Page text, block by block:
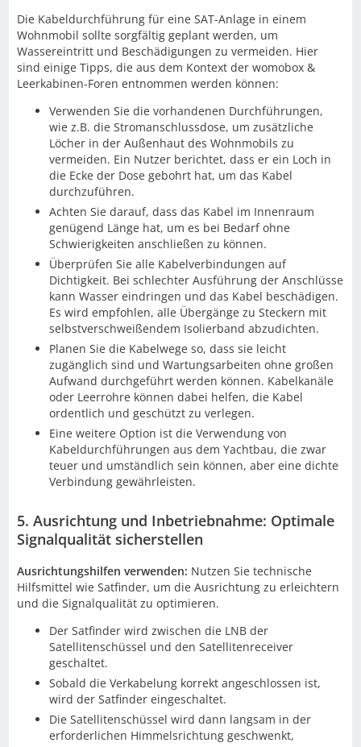
Die Kabeldurchführung für eine SAT-Anlage in einem
Wohnmobil sollte sorgfältig geplant werden, um
Wassereintritt und Beschädigungen zu vermeiden. Hier
sind einige Tipps, die aus dem Kontext der womobox &
Leerkabinen-Foren entnommen werden können:
Verwenden Sie die vorhandenen Durchführungen,
wie z.B. die Stromanschlussdose, um zusätzliche
Löcher in der Außenhaut des Wohnmobils zu
vermeiden. Ein Nutzer berichtet, dass er ein Loch in
die Ecke der Dose gebohrt hat, um das Kabel
durchzuführen.
Achten Sie darauf, dass das Kabel im Innenraum
genügend Länge hat, um es bei Bedarf ohne
Schwierigkeiten anschließen zu können.
Überprüfen Sie alle Kabelverbindungen auf
Dichtigkeit. Bei schlechter Ausführung der Anschlüsse
kann Wasser eindringen und das Kabel beschädigen.
Es wird empfohlen, alle Übergänge zu Steckern mit
selbstverschweißendem Isolierband abzudichten.
Planen Sie die Kabelwege so, dass sie leicht
zugänglich sind und Wartungsarbeiten ohne großen
Aufwand durchgeführt werden können. Kabelkanäle
oder Leerrohre können dabei helfen, die Kabel
ordentlich und geschützt zu verlegen.
Eine weitere Option ist die Verwendung von
Kabeldurchführungen aus dem Yachtbau, die zwar
teuer und umständlich sein können, aber eine dichte
Verbindung gewährleisten.
5. Ausrichtung und Inbetriebnahme: Optimale
Signalqualität sicherstellen
Ausrichtungshilfen verwenden: Nutzen Sie technische
Hilfsmittel wie Satfinder, um die Ausrichtung zu erleichtern
und die Signalqualität zu optimieren.
Der Satfinder wird zwischen die LNB der
Satellitenschüssel und den Satellitenreceiver
geschaltet.
Sobald die Verkabelung korrekt angeschlossen ist,
wird der Satfinder eingeschaltet.
Die Satellitenschüssel wird dann langsam in der
erforderlichen Himmelsrichtung geschwenkt,